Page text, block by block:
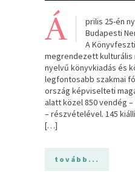
Á
prilis 25-én
Budapesti
A
megrendezett kulturális
nyelvű könyvkiadás és
legfontosabb szakmai
ország képviselteti
alatt közel 850 vendég
– részvételével. 145
[…]
tovább...